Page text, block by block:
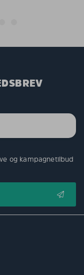
og kampagnetilbud